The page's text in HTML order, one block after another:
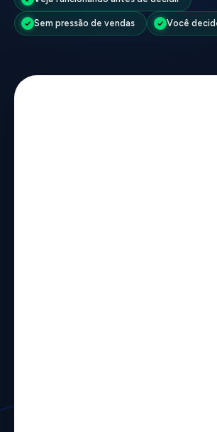
Sem pressão de vendas Você